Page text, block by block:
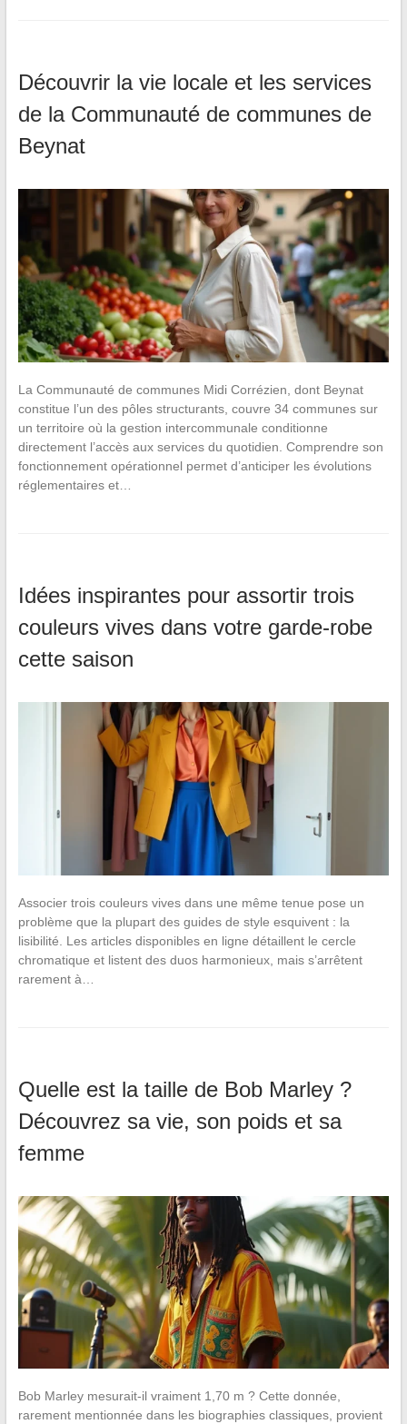
Découvrir la vie locale et les services
de la Communauté de communes de
Beynat
La Communauté de communes Midi Corrézien, dont Beynat
constitue l’un des pôles structurants, couvre 34 communes sur
un territoire où la gestion intercommunale conditionne
directement l’accès aux services du quotidien. Comprendre son
fonctionnement opérationnel permet d’anticiper les évolutions
réglementaires et…
Idées inspirantes pour assortir trois
couleurs vives dans votre garde-robe
cette saison
Associer trois couleurs vives dans une même tenue pose un
problème que la plupart des guides de style esquivent : la
lisibilité. Les articles disponibles en ligne détaillent le cercle
chromatique et listent des duos harmonieux, mais s’arrêtent
rarement à…
Quelle est la taille de Bob Marley ?
Découvrez sa vie, son poids et sa
femme
Bob Marley mesurait-il vraiment 1,70 m ? Cette donnée,
rarement mentionnée dans les biographies classiques, provient